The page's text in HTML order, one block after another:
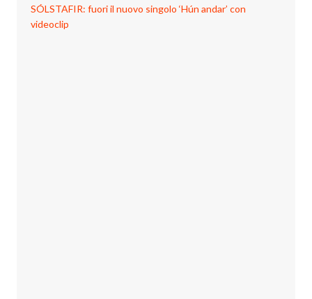
SÓLSTAFIR: fuori il nuovo singolo ‘Hún andar’ con
videoclip